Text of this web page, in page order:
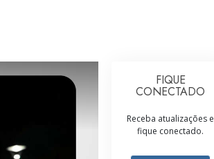
IntrodutóriosAjudas para Doenças e Ferimentos
Integridade e Honestidade
FIQUE
CONECTADO
Receba atualizações e
fique conectado.